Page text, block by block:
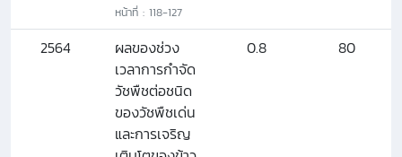
หน้าที่ : 118-127
2564
ผลของช่วง
เวลาการกําจัด
วัชพืชต่อชนิด
ของวัชพืชเด่น
และการเจริญ
0.8 80